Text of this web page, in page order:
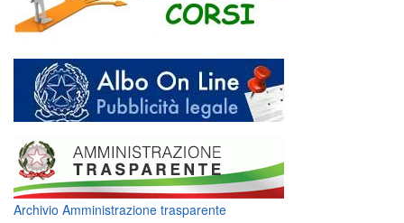
Archivio Amministrazione trasparente